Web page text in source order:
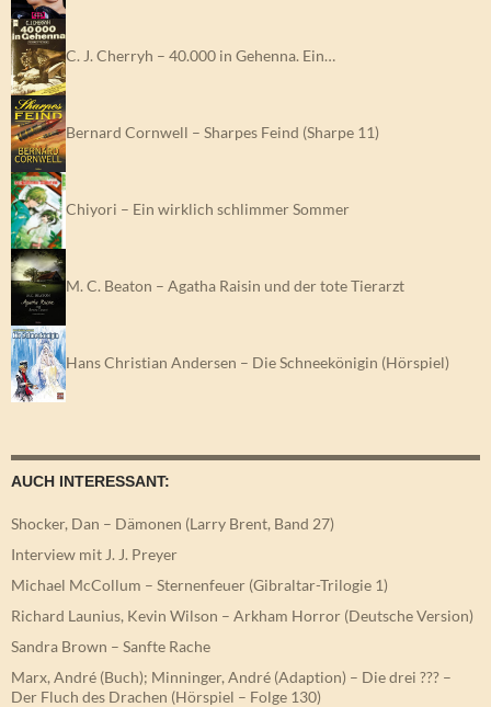
C. J. Cherryh – 40.000 in Gehenna. Ein…
Bernard Cornwell – Sharpes Feind (Sharpe 11)
Chiyori – Ein wirklich schlimmer Sommer
M. C. Beaton – Agatha Raisin und der tote Tierarzt
Hans Christian Andersen – Die Schneekönigin (Hörspiel)
AUCH INTERESSANT:
Shocker, Dan – Dämonen (Larry Brent, Band 27)
Interview mit J. J. Preyer
Michael McCollum – Sternenfeuer (Gibraltar-Trilogie 1)
Richard Launius, Kevin Wilson – Arkham Horror (Deutsche Version)
Sandra Brown – Sanfte Rache
Marx, André (Buch); Minninger, André (Adaption) – Die drei ??? –
Der Fluch des Drachen (Hörspiel – Folge 130)